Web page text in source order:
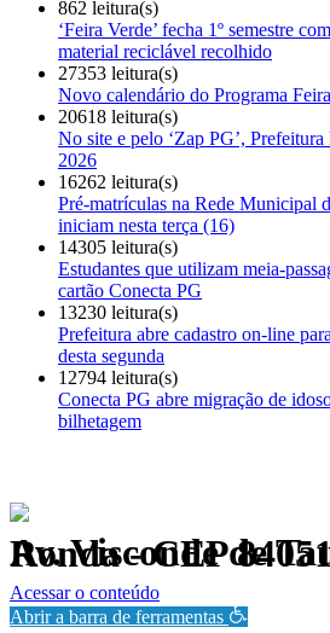
862 leitura(s)
‘Feira Verde’ fecha 1º semestre
material reciclável recolhido
27353 leitura(s)
Novo calendário do Programa
20618 leitura(s)
No site e pelo ‘Zap PG’,
2026
16262 leitura(s)
Pré-matrículas na Rede Municipal
iniciam nesta terça (16)
14305 leitura(s)
Estudantes que utilizam meia-
cartão Conecta PG
13230 leitura(s)
Prefeitura abre cadastro on-line
desta segunda
12794 leitura(s)
Conecta PG abre migração de
bilhetagem
Av. Visconde de Taunay, 950 - Ronda -
Política de Privacidade.
Acessar o conteúdo
Abrir a barra de ferramentas